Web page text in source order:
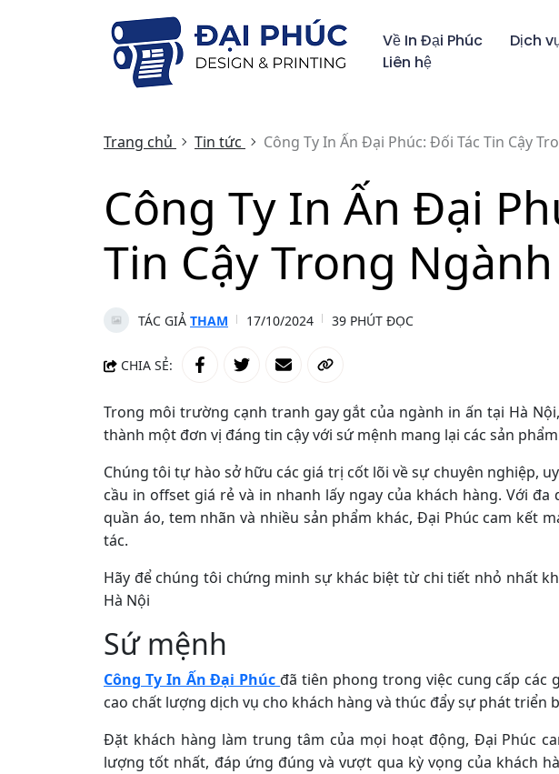
Về In Đại Phúc Dịch
Liên hệ
Trang chủ Tin tức Công Ty In Ấn Đại Phúc: Đối Tác Tin Cậy
Công Ty In Ấn Đại
Tin Cậy Trong
TÁC GIẢ THAM 17/10/2024 39 PHÚT ĐỌC
CHIA SẺ:
Trong môi trường cạnh tranh gay gắt của ngành in ấn tại Hà Nội,
thành một đơn vị đáng tin cậy với sứ mệnh mang lại các sản
Chúng tôi tự hào sở hữu các giá trị cốt lõi về sự chuyên nghiệp,
cầu in offset giá rẻ và in nhanh lấy ngay của khách hàng. Với
quần áo, tem nhãn và nhiều sản phẩm khác, Đại Phúc cam kết
tác.
Hãy để chúng tôi chứng minh sự khác biệt từ chi tiết nhỏ nhất
Hà Nội
Sứ mệnh
Công Ty In Ấn Đại Phúcđã tiên phong trong việc cung cấp các
cao chất lượng dịch vụ cho khách hàng và thúc đẩy sự phát triển
Đặt khách hàng làm trung tâm của mọi hoạt động, Đại Phúc
lượng tốt nhất, đáp ứng đúng và vượt qua kỳ vọng của khách